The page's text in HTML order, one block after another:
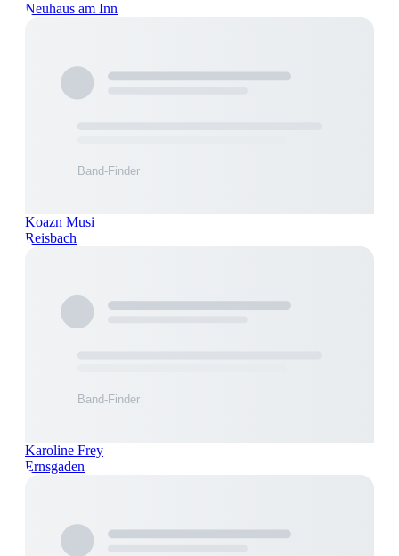
Neuhaus am Inn
Koazn Musi
Reisbach
Karoline Frey
Ernsgaden